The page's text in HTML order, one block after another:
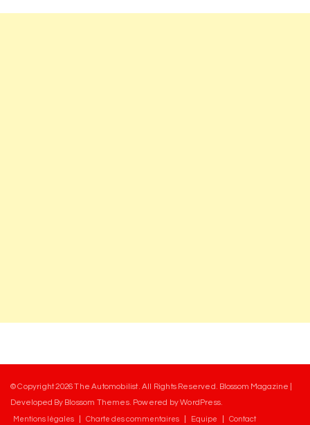
© Copyright 2026The Automobilist. All Rights Reserved. Blossom Magazine |
Developed By Blossom Themes. Powered byWordPress
Mentions légales Charte des commentaires Equipe Contact